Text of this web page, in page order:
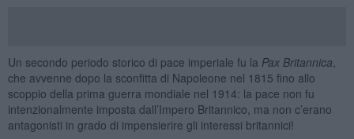
Un secondo periodo storico di pace imperiale fu la Pax Britannica
che avvenne dopo la sconfitta di Napoleone nel 1815 fino allo
scoppio della prima guerra mondiale nel 1914: la pace non fu
intenzionalmente imposta dall’Impero Britannico, ma non c’erano
antagonisti in grado di impensierire gli interessi britannici!